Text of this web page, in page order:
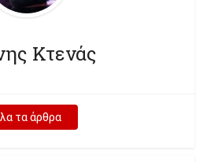
Κτενάς
τα άρθρα